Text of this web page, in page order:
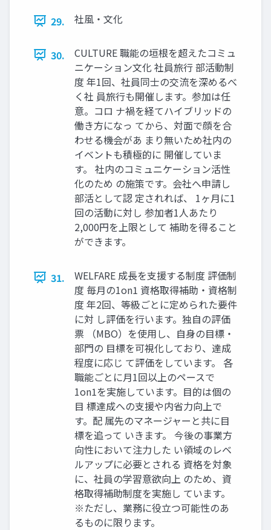
29. 社風・文化
30.
CULTURE 職能の垣根を超えたコミュ
ニケーション文化 社員旅行 部活動制
度 年1回、社員同士の交流を深めるべ
く社 員旅行も開催します。参加は任
意。コロ ナ禍を経てハイブリッドの
働き方になっ てから、対面で顔を合
わせる機会があ まり無いため社内の
イベントも積極的に 開催していま
す。 社内のコミュニケーション活性
化のため の施策です。会社へ申請し
部活として認 定されれば、 1ヶ月に1
回の活動に対し 参加者1人あたり
2,000円を上限として 補助を得ること
ができます。
31.
WELFARE 成長を支援する制度 評価制
度 毎月の1on1 資格取得補助・資格制
度 年2回、等級ごとに定められた要件
に対 し評価を行います。独自の評価
票 （MBO）を使用し、自身の目標・
部門の 目標を可視化しており、達成
程度に応じ て評価をしています。 各
職能ごとに月1回以上のペースで
1on1を実施しています。目的は個の
目 標達成への支援や内省力向上で
す。配 属先のマネージャーと共に目
標を追って いきます。 今後の事業方
向性において注力した い領域のレベ
ルアップに必要とされる 資格を対象
に、社員の学習意欲向上 のため、資
格取得補助制度を実施し ています。
※ただし、業務に役立つ可能性のあ
るものに限ります。